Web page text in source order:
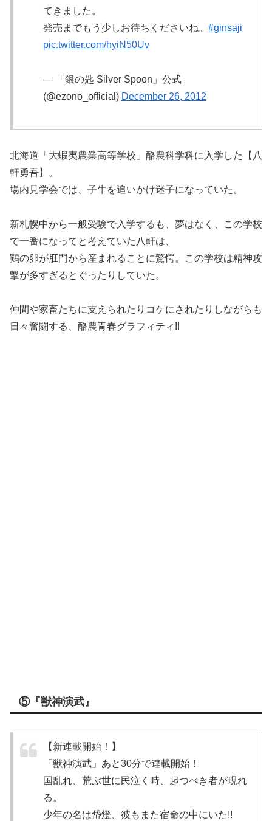
てきました。
発売までもう少しお待ちくださいね。 #ginsaji
pic.twitter.com/hyiN50Uv
— 「銀の匙 Silver Spoon」公式
(@ezono_official) December 26, 2012
北海道「大蝦夷農業高等学校」酪農科学科に入学した【八
軒勇吾】。
場内見学会では、子牛を追いかけ迷子になっていた。
新札幌中から一般受験で入学するも、夢はなく、この学校
で一番になってと考えていた八軒は、
鶏の卵が肛門から産まれることに驚愕。この学校は精神攻
撃が多すぎるとぐったりしていた。
仲間や家畜たちに支えられたりコケにされたりしながらも
日々奮闘する、酪農青春グラフィティ!!
⑤『獣神演武』
【新連載開始！】
「獣神演武」あと30分で連載開始！
国乱れ、荒ぶ世に民泣く時、起つべき者が現れ
る。
少年の名は岱燈、彼もまた宿命の中にいた!!